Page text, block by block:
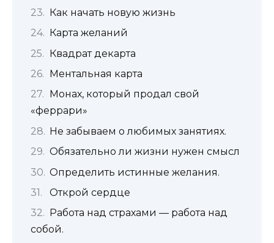
Как начать новую жизнь
Карта желаний
Квадрат декарта
Ментальная карта
Монах, который продал свой
«феррари»
Не забываем о любимых занятиях.
Обязательно ли жизни нужен смысл
Определить истинные желания.
Открой сердце
Работа над страхами — работа над
собой.